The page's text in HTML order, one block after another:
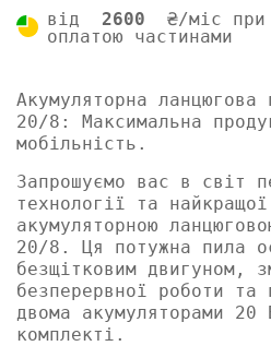
від 2600
₴/міс при
оплатою частинами
Акумуляторна ланцюгова
20/8: Максимальна
мобільність.
Запрошуємо вас в світ
технології та
акумуляторною
20/8. Ця потужна пила
безщітковим двигуном,
безперервної роботи та
двома акумуляторами
комплекті.